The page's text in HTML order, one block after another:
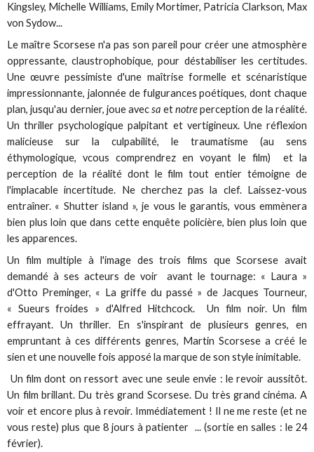
Kingsley, Michelle Williams, Emily Mortimer, Patricia Clarkson, Max
von Sydow...
Le maître Scorsese n'a pas son pareil pour créer une atmosphère
oppressante, claustrophobique, pour déstabiliser les certitudes.
Une œuvre pessimiste d'une maîtrise formelle et scénaristique
impressionnante, jalonnée de fulgurances poétiques, dont chaque
plan, jusqu'au dernier, joue avecsa etnotreperception de la réalité.
Un thriller psychologique palpitant et vertigineux. Une réflexion
malicieuse sur la culpabilité, le traumatisme (au sens
éthymologique, vcous comprendrez en voyant le film) et la
perception de la réalité dont le film tout entier témoigne de
l'implacable incertitude. Ne cherchez pas la clef. Laissez-vous
entraîner. « Shutter island », je vous le garantis, vous emmènera
bien plus loin que dans cette enquête policière, bien plus loin que
les apparences.
Un film multiple à l'image des trois films que Scorsese avait
demandé à ses acteurs de voir avant le tournage: « Laura »
d'Otto Preminger, « La griffe du passé » de Jacques Tourneur,
« Sueurs froides » d'Alfred Hitchcock. Un film noir. Un film
effrayant. Un thriller. En s'inspirant de plusieurs genres, en
empruntant à ces différents genres, Martin Scorsese a créé le
sien et une nouvelle fois apposé la marque de son style inimitable.
Un film dont on ressort avec une seule envie : le revoir aussitôt.
Un film brillant. Du très grand Scorsese. Du très grand cinéma. A
voir et encore plus à revoir. Immédiatement ! Il ne me reste (et ne
vous reste) plus que 8 jours à patienter ... (sortie en salles : le 24
février).